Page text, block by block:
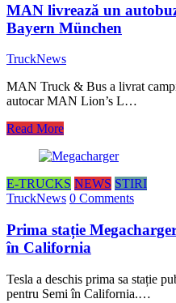
MAN livrează un
Bayern München
TruckNews
MAN Truck & Bus a livrat
autocar MAN Lion’s L…
Read More
E-TRUCKS NEWS STIRI
TruckNews 0 Comments
Prima stație
în California
Tesla a deschis prima sa stație
pentru Semi în California.…